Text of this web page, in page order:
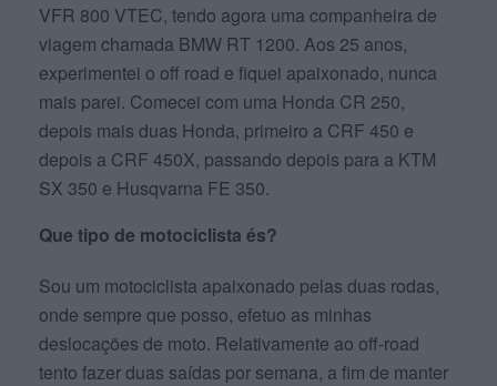
VFR 800 VTEC, tendo agora uma companheira de
viagem chamada BMW RT 1200. Aos 25 anos,
experimentei o off road e fiquei apaixonado, nunca
mais parei. Comecei com uma Honda CR 250,
depois mais duas Honda, primeiro a CRF 450 e
depois a CRF 450X, passando depois para a KTM
SX 350 e Husqvarna FE 350.
Que tipo de motociclista és?
Sou um motociclista apaixonado pelas duas rodas,
onde sempre que posso, efetuo as minhas
deslocações de moto. Relativamente ao off-road
tento fazer duas saídas por semana, a fim de manter